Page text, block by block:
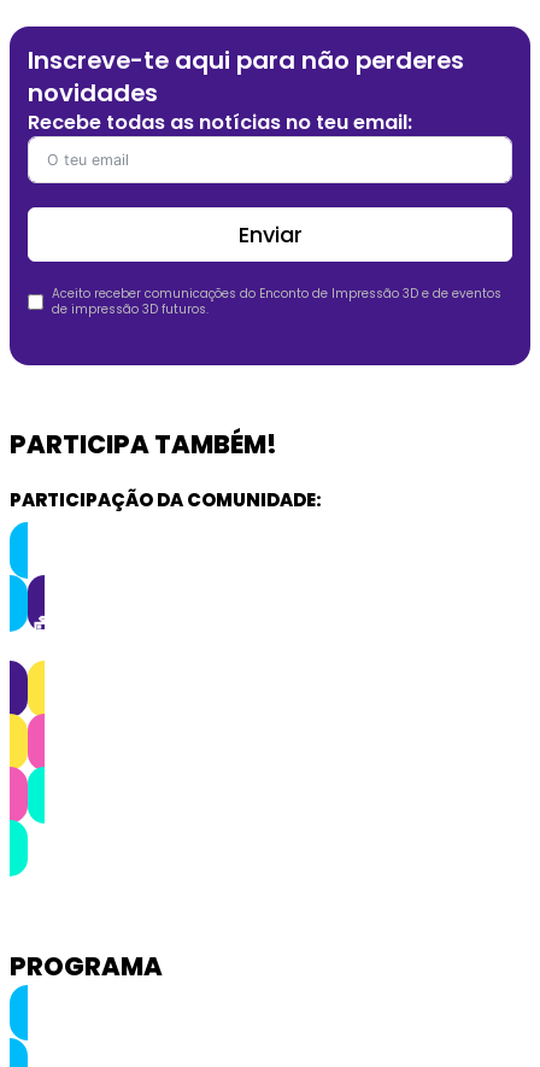
Inscreve-te aqui para não perderes
novidades
Recebe todas as notícias no teu email:
Enviar
Aceito receber comunicações do Enconto de Impressão 3D e de eventos
de impressão 3D futuros.
PARTICIPA TAMBÉM!
PARTICIPAÇÃO DA COMUNIDADE:
🤖 Inscrição de Expositores: Expõe o teu
PROGRAMA